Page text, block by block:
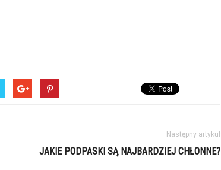
Następny artykuł
JAKIE PODPASKI SĄ NAJBARDZIEJ CHŁONNE?